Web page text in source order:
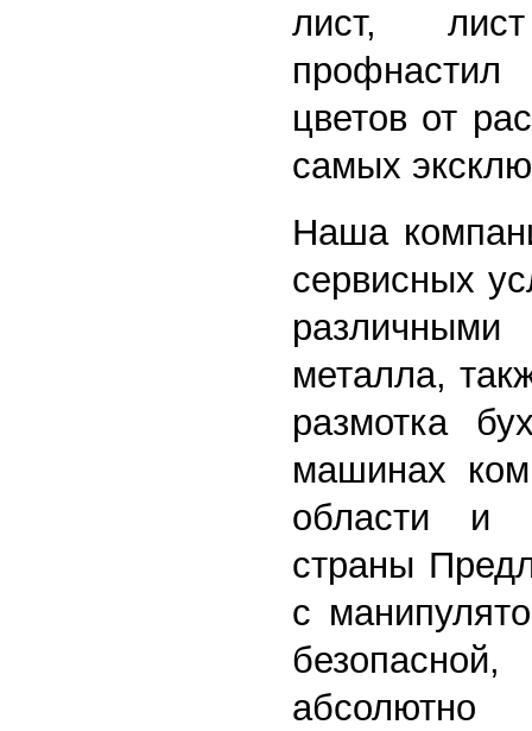
лист,
цветов от
самых
Наша
сервисных
различными
металла,
размотка
машинах
области и
страны
с